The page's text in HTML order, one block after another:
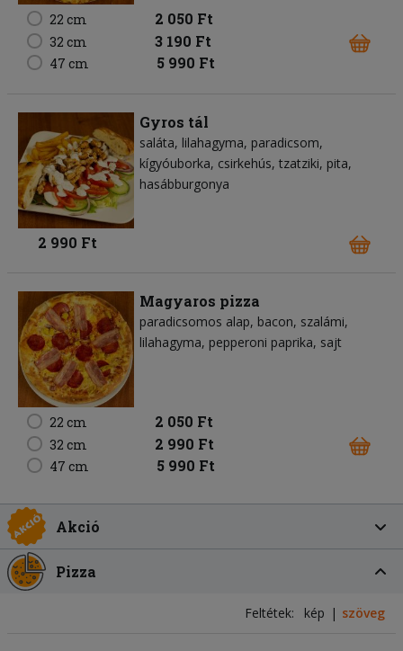
22 cm 2 050 Ft
32 cm 3 190 Ft
47 cm 5 990 Ft
Gyros tál
saláta lilahagyma paradicsom
kígyóuborka csirkehús tzatziki pita
hasábburgonya
2 990 Ft
Magyaros pizza
paradicsomos alap bacon szalámi
lilahagyma pepperoni paprika sajt
22 cm 2 050 Ft
32 cm 2 990 Ft
47 cm 5 990 Ft
Akció
Pizza
Feltétek: kép szöveg